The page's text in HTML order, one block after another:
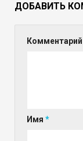
ДОБАВИТЬ
Комментарий
Имя *